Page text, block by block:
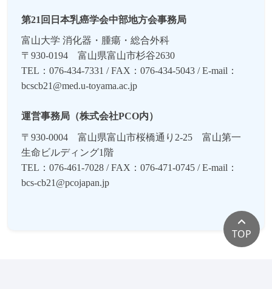
2024年05月17日演題募集を5月31日
2024年04月08日演題募集を開始しまし
た 。
2024年04月04日演題募集ページを公開し
2023年10月18日 ウェブサイトを公開しまし
た。
第21回日本乳癌学会中部地方会事務局
富山大学 消化器・腫瘍・総合外科
〒930-0194 富山県富山市杉谷2630
TEL：076-434-7331 / FAX：076-434-5043 /E-mail：
bcscb21@med.u-toyama.ac.jp
運営事務局（株式会社PCO内）
〒930-0004 富山県富山市桜橋通り2-25 富山第一
生命ビルディング1階
TEL：076-461-7028 / FAX：076-471-0745 /E-mail：
bcs-cb21@pcojapan.jp
TOP